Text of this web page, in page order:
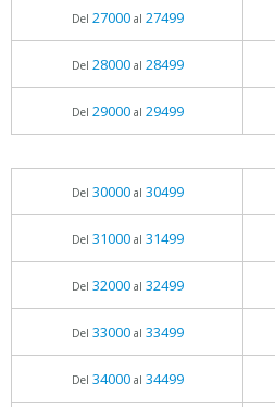
Del 27000al 27499
Del 28000al 28499
Del 29000al 29499
Del 30000al 30499
Del 31000al 31499
Del 32000al 32499
Del 33000al 33499
Del 34000al 34499